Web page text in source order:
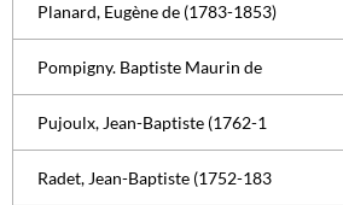
Planard, Eugène de (1783-1853)
Pompigny. Baptiste Maurin de
Pujoulx, Jean-Baptiste (1762-1
Radet, Jean-Baptiste (1752-183